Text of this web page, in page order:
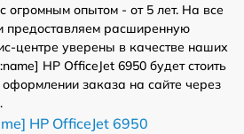
огромным опытом - от 5 лет. На все
предоставляем расширенную
центре уверены в качестве наших
HP OfficeJet 6950 будет стоить
заказа на сайте через
HP OfficeJet 6950